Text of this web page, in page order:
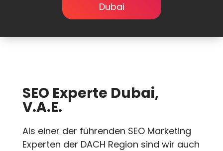
Dubai
SEO Experte Dubai,
V.A.E.
Als einer der führenden SEO Marketing
Experten der DACH Region sind wir auch